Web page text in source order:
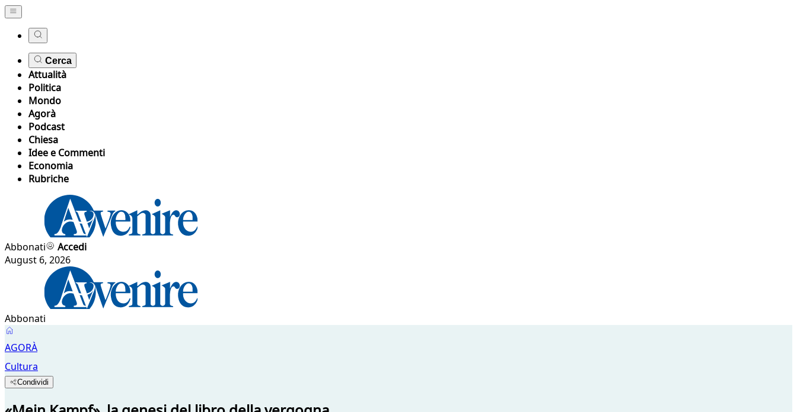
Cerca
Attualità
Politica
Mondo
Agorà
Podcast
Chiesa
Idee e Commenti
Economia
Rubriche
Abbonati
Accedi
August 6, 2026
Abbonati
AGORÀ
Cultura
Condividi